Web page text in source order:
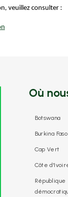
veuillez consulter :
Où
Botswana
Burkina Faso
Cap Vert
Côte
République